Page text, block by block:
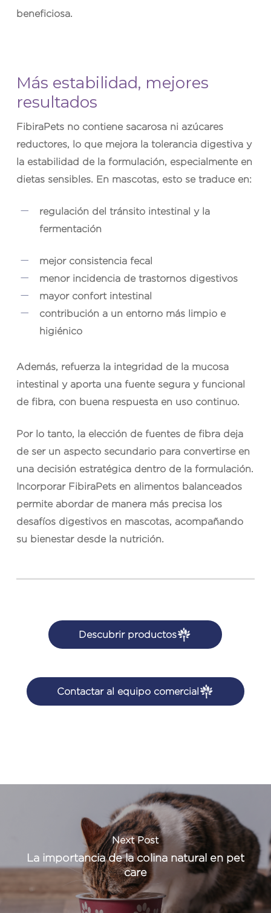
beneficiosa.
Más estabilidad, mejores
resultados
FibiraPetsno contiene sacarosa ni azúcares
reductores, lo que mejora la tolerancia digestiva y
la estabilidad de la formulación, especialmente en
dietas sensibles. En mascotas, esto se traduce en:
regulación del tránsito intestinal y la
fermentación
mejor consistencia fecal
menor incidencia de trastornos digestivos
mayor confort intestinal
contribución a un entorno más limpio e
higiénico
Además, refuerza la integridad de la mucosa
intestinal y aporta una fuente segura y funcional
de fibra, con buena respuesta en uso continuo.
Por lo tanto, la elección de fuentes de fibra deja
de ser un aspecto secundario para convertirse en
una decisión estratégica dentro de la formulación.
IncorporarFibiraPets en alimentos balanceados
permite abordar de manera más precisa los
desafíos digestivos en mascotas, acompañando
su bienestar desde la nutrición.
Descubrir productos
Contactar al equipo comercial
Next Post
La importancia de la colina natural en pet
care